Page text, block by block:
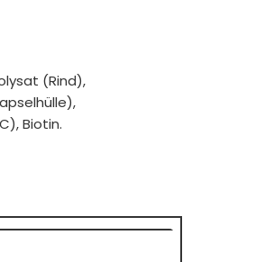
(Rind),
Biotin.